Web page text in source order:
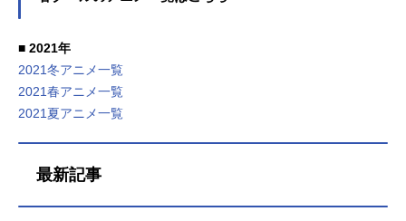
らの記事（2021秋アニメ）を参照し
■ 2021年
2021冬アニメ一覧
2021春アニメ一覧
2021夏アニメ一覧
最新記事